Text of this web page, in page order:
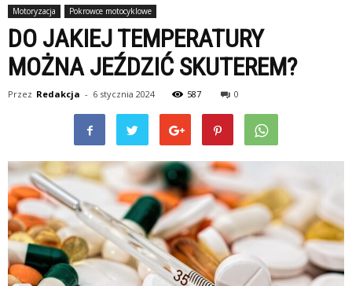
Motoryzacja Pokrowce motocyklowe
DO JAKIEJ TEMPERATURY
MOŻNA JEŹDZIĆ SKUTEREM?
Przez Redakcja - 6 stycznia 2024 587 0